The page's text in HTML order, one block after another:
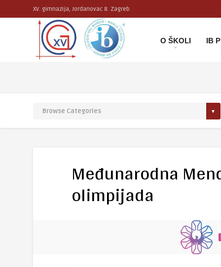
XV. gimnazija, Jordanovac 8. Zagreb
O ŠKOLI IB
Međunarodna
olimpijada